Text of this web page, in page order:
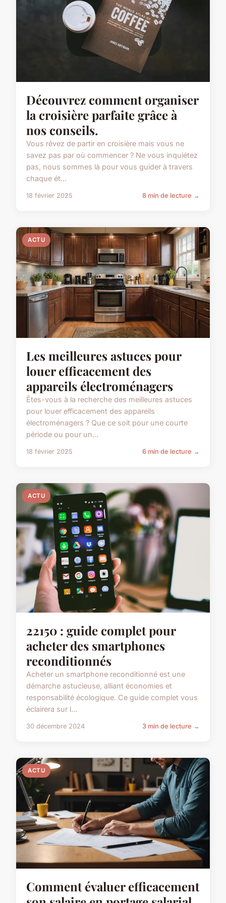
Découvrez comment organiser
la croisière parfaite grâce à
nos conseils.
Vous rêvez de partir en croisière mais vous ne
savez pas par où commencer ? Ne vous inquiétez
pas, nous sommes là pour vous guider à travers
chaque ét...
18 février 2025 8 min de lecture →
ACTU
Les meilleures astuces pour
louer efficacement des
appareils électroménagers
Êtes-vous à la recherche des meilleures astuces
pour louer efficacement des appareils
électroménagers ? Que ce soit pour une courte
période ou pour un...
18 février 2025 6 min de lecture →
ACTU
22150 : guide complet pour
acheter des smartphones
reconditionnés
Acheter un smartphone reconditionné est une
démarche astucieuse, alliant économies et
responsabilité écologique. Ce guide complet vous
éclairera sur l...
30 décembre 2024 3 min de lecture →
ACTU
Comment évaluer efficacement